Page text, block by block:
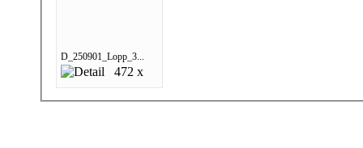
D_250901_Lopp_3...
472 x